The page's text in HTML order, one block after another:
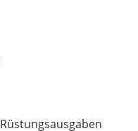
Rüstungsausgaben